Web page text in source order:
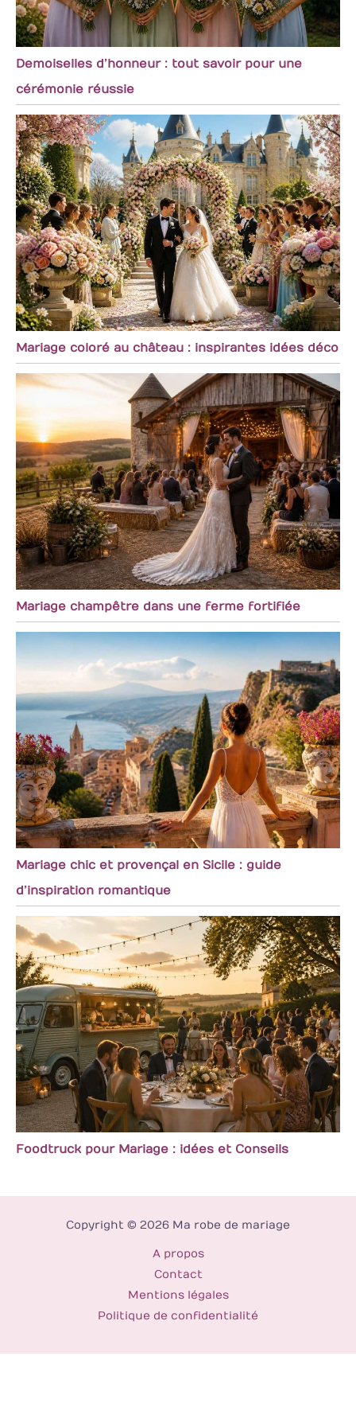
Demoiselles d’honneur : tout savoir pour une
cérémonie réussie
Mariage coloré au château : inspirantes idées déco
Mariage champêtre dans une ferme fortifiée
Mariage chic et provençal en Sicile : guide
d’inspiration romantique
Foodtruck pour Mariage : idées et Conseils
Copyright © 2026 Ma robe de mariage
A propos
Contact
Mentions légales
Politique de confidentialité